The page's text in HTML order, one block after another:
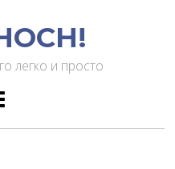
легко и просто